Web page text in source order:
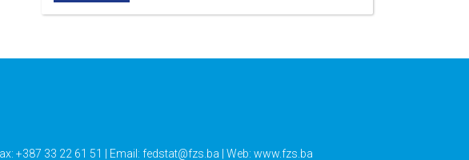
+387 33 22 61 51 | Email: fedstat@fzs.ba | Web: www.fzs.ba